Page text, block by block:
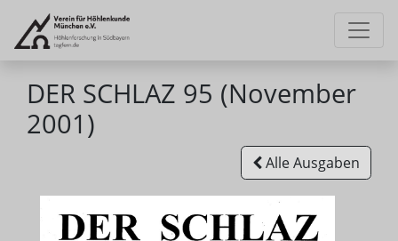
DER SCHLAZ 95 (November
2001)
Alle Ausgaben